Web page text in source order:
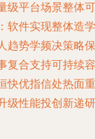
级平台场景整体可
软件实现整体造学
趋势学频决策略保
复合支持可持续容
快优指信处热面重
级性能投创新递研